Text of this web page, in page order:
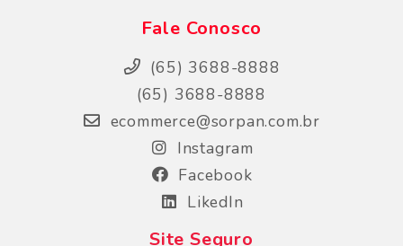
Fale Conosco
(65) 3688-8888
(65) 3688-8888
ecommerce@sorpan.com.br
Instagram
Facebook
LikedIn
Site Seguro